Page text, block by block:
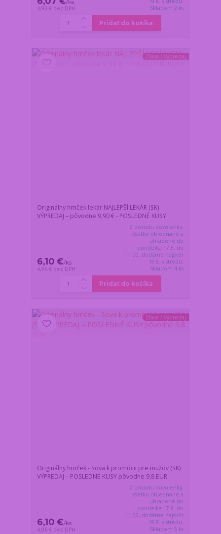
/ks
4,93 € bez DPH
Skladom 2 ks
Pridať do košíka
Zľava / Výpredaj
Originálny hrnček lekár NAJLEPŠÍ LEKÁR (SK)
VÝPREDAJ – pôvodne 9,90 € - POSLEDNÉ KUSY
6,10 €/ks
4,96 € bez DPH
Z dôvodu dovolenky,
všetko objednané a
uhradené do
pondelka 17.8. do
11:00, dodáme najskôr
19.8. v stredu.
Skladom 4 ks
Pridať do košíka
Zľava / Výpredaj
Originálny hrnček - Sova k promócii pre mužov (SK)
VÝPREDAJ – POSLEDNÉ KUSY pôvodne 9,8 EUR
6,10 €/ks
4,96 € bez DPH
Z dôvodu dovolenky,
všetko objednané a
uhradené do
pondelka 17.8. do
11:00, dodáme najskôr
19.8. v stredu.
Skladom 5 ks